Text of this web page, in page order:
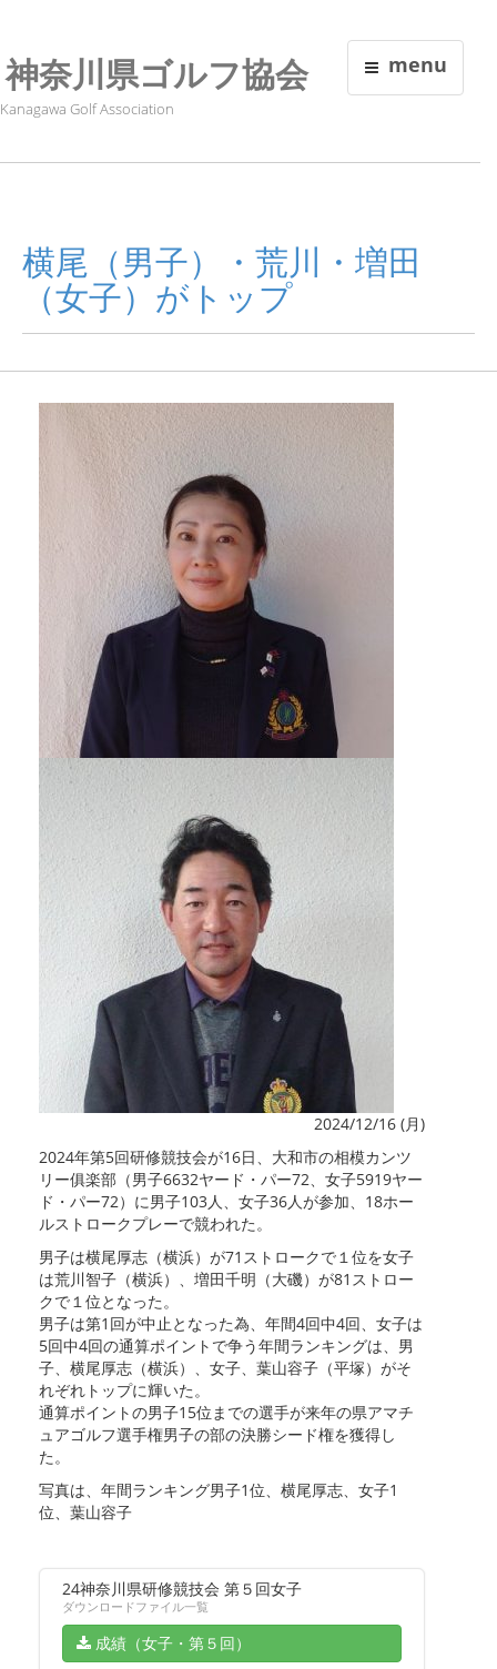
menu
神奈川県ゴルフ協会
Kanagawa Golf Association
横尾（男子）・荒川・増田
（女子）がトップ
2024/12/16 (月)
2024年第5回研修競技会が16日、大和市の相模カンツ
リー俱楽部（男子6632ヤード・パー72、女子5919ヤー
ド・パー72）に男子103人、女子36人が参加、18ホー
ルストロークプレーで競われた。
男子は横尾厚志（横浜）が71ストロークで１位を女子
は荒川智子（横浜）、増田千明（大磯）が81ストロー
クで１位となった。
男子は第1回が中止となった為、年間4回中4回、女子は
5回中4回の通算ポイントで争う年間ランキングは、男
子、横尾厚志（横浜）、女子、葉山容子（平塚）がそ
れぞれトップに輝いた。
通算ポイントの男子15位までの選手が来年の県アマチ
ュアゴルフ選手権男子の部の決勝シード権を獲得し
た。
写真は、年間ランキング男子1位、横尾厚志、女子1
位、葉山容子
24神奈川県研修競技会 第５回女子
ダウンロードファイル一覧
成績（女子・第５回）